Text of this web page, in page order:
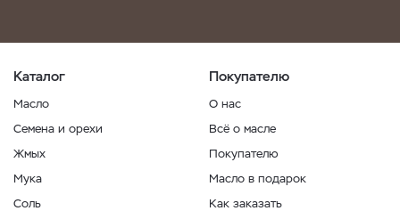
Каталог
Масло
Семена и орехи
Жмых
Мука
Соль
Покупателю
О нас
Всё о масле
Покупателю
Масло в подарок
Как заказать